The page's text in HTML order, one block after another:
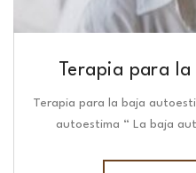
Terapia para
Terapia para la baja
autoestima “ La baja